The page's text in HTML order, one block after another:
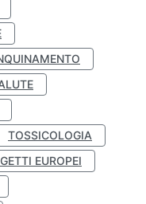
TOSSICOLOGIA
EUROPEI